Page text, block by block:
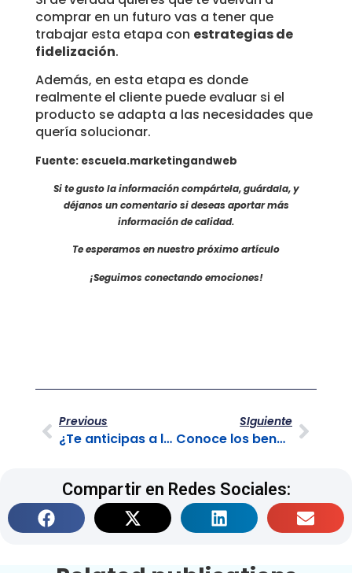
comprar en un futuro vas a tener que
trabajar esta etapa con estrategias de
fidelización.
Además, en esta etapa es donde
realmente el cliente puede evaluar si el
producto se adapta a las necesidades que
quería solucionar.
Fuente: escuela.marketingandweb
Si te gusto la información compártela, guárdala, y
déjanos un comentario si deseas aportar más
información de calidad.
Te esperamos en nuestro próximo artículo
¡Seguimos conectando emociones!
Previous
¿Te anticipas a los deseos de tus clientes?
SIguiente
Conoce los beneficios del enrutamiento de llamadas en el primer intento
Compartir en Redes Sociales: